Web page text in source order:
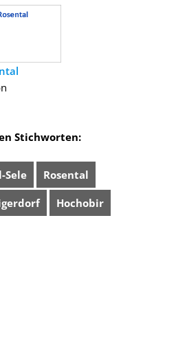
Stichworten:
Sele Rosental
Hochobir